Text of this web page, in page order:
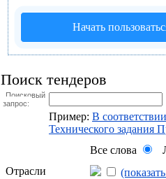
Начать
Поиск тендеров
Поисковый
запрос:
Пример: В
Технического задания
Все слова
Отрасли